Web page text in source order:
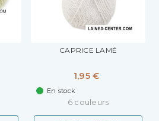
CAPRICE LAMÉ
1,95 €
En stock
6 couleurs